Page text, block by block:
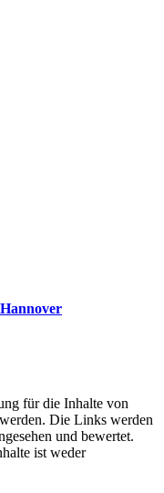
für die Inhalte von
Die Links werden
und bewertet.
ist weder